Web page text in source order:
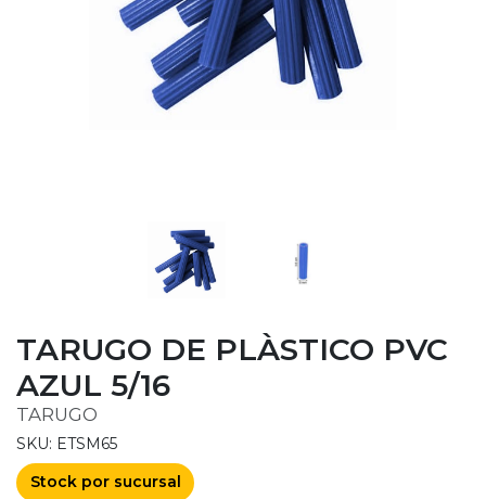
TARUGO DE PLÀSTICO PVC
AZUL 5/16
TARUGO
SKU: ETSM65
Stock por sucursal